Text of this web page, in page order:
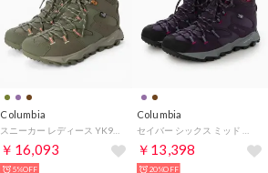
Columbia
￥16,093
5%OFF
Columbia
￥13,398
20%OFF